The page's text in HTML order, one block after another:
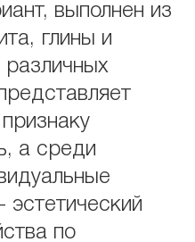
выполнен из
глины и
а среди
по